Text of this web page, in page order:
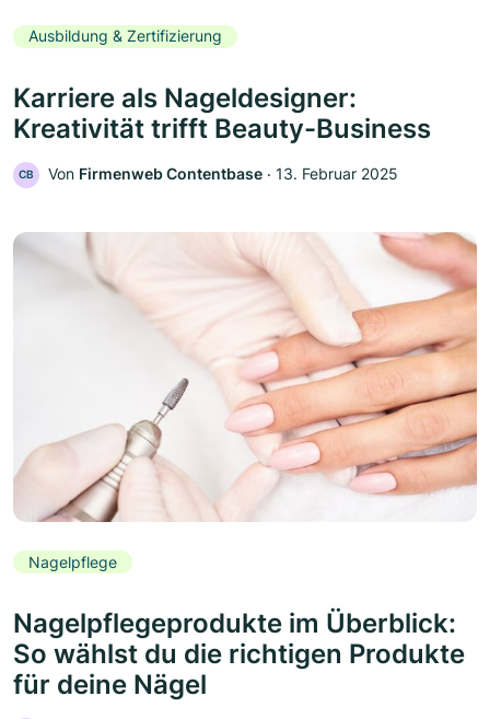
Ausbildung & Zertifizierung
Karriere als Nageldesigner:
Kreativität trifft Beauty-Business
CB Von Firmenweb Contentbase ‧ 13. Februar 2025
Nagelpflege
Nagelpflegeprodukte im Überblick:
So wählst du die richtigen Produkte
für deine Nägel